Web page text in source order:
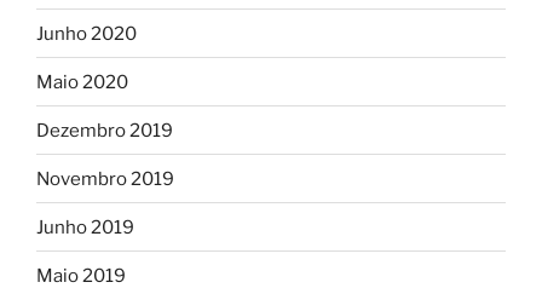
Junho 2020
Maio 2020
Dezembro 2019
Novembro 2019
Junho 2019
Maio 2019